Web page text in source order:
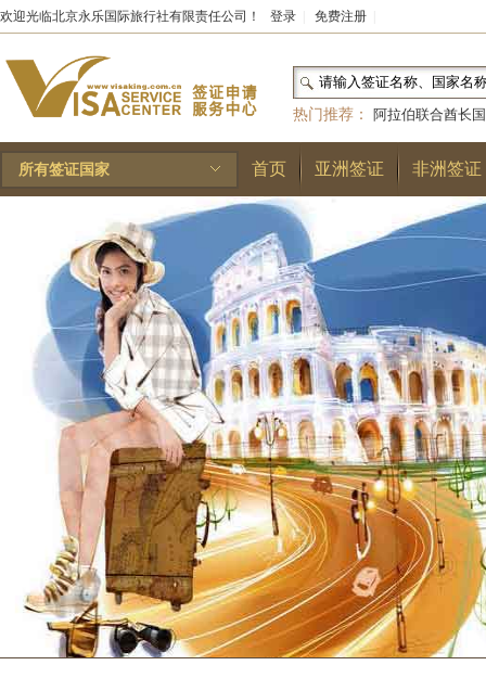
欢迎光临北京永乐国际旅行社有限责任公司！ 登录 免费注册
热门推荐：
阿拉伯联合酋长国
和国|布基纳法索|巴勒斯坦
林王国|安道尔公国|
所有签证国家 首页 亚洲签证 非洲签证